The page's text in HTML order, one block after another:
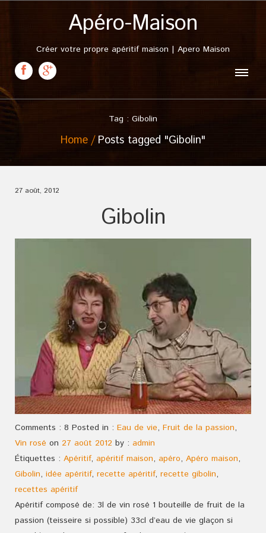
Apéro-Maison
Créer votre propre apéritif maison | Apero Maison
Tag : Gibolin
Home Posts tagged "Gibolin"
27 août, 2012
Gibolin
Comments : 8 Posted in : Eau de vie, Fruit de la passion,
Vin rosé on 27 août 2012 by : admin
Étiquettes : Apéritif, apéritif maison, apéro, Apéro maison,
Gibolin, idée apéritif, recette apéritif, recette gibolin,
recettes apéritif
Apéritif composé de: 3l de vin rosé 1 bouteille de fruit de la
passion (teisseire si possible) 33cl d’eau de vie glaçon si